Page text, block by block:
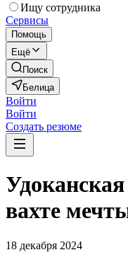
Ищу сотрудника
Сервисы
Помощь
Ещё
Поиск
Белица
Войти
Войти
Создать резюме
вахте
18 декабря 2024